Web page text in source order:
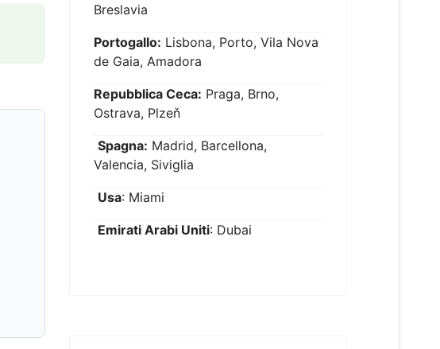
Breslavia
Portogallo: Lisbona, Porto, Vila Nova
de Gaia, Amadora
Repubblica Ceca: Praga, Brno,
Ostrava, Plzeň
Spagna: Madrid, Barcellona,
Valencia, Siviglia
Usa: Miami
Emirati Arabi Uniti: Dubai